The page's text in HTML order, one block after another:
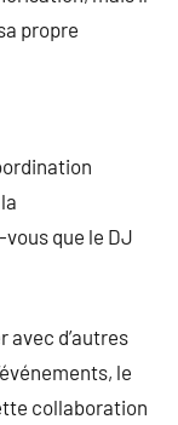
propre
que le DJ
avec d’autres
le
collaboration